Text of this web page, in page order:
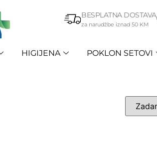
BESPLATNA DOSTAVA
za narudžbe iznad 50 KM
HIGIJENA POKLON SETOVI